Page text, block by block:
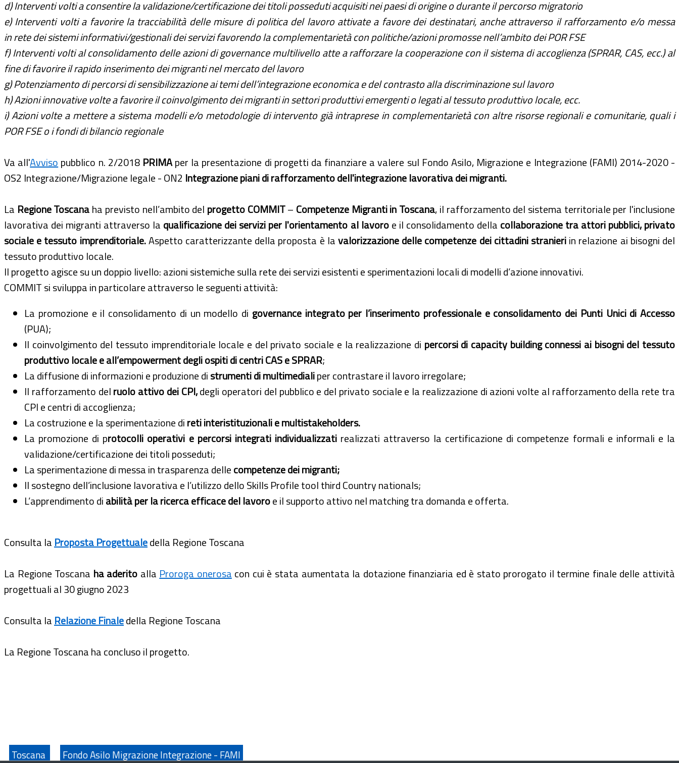
d) Interventi volti a consentire la validazione/certificazione dei titoli posseduti acquisiti nei paesi di origine o durante il percorso migratorio
e) Interventi volti a favorire la tracciabilità delle misure di politica del lavoro attivate a favore dei destinatari, anche attraverso il rafforzamento e/o messa
in rete dei sistemi informativi/gestionali dei servizi favorendo la complementarietà con politiche/azioni promosse nell’ambito dei POR FSE
f) Interventi volti al consolidamento delle azioni di governance multilivello atte a rafforzare la cooperazione con il sistema di accoglienza (SPRAR, CAS, ecc.) al
fine di favorire il rapido inserimento dei migranti nel mercato del lavoro
g) Potenziamento di percorsi di sensibilizzazione ai temi dell’integrazione economica e del contrasto alla discriminazione sul lavoro
h) Azioni innovative volte a favorire il coinvolgimento dei migranti in settori produttivi emergenti o legati al tessuto produttivo locale, ecc.
i) Azioni volte a mettere a sistema modelli e/o metodologie di intervento già intraprese in complementarietà con altre risorse regionali e comunitarie, quali i
POR FSE o i fondi di bilancio regionale
Va all'Avviso pubblico n. 2/2018PRIMAper la presentazione di progetti da finanziare a valere sul Fondo Asilo, Migrazione e Integrazione (FAMI) 2014-2020 -
OS2 Integrazione/Migrazione legale - ON2 Integrazione piani di rafforzamento dell'integrazione lavorativa dei migranti.
La Regione Toscanaha previsto nell’ambito del progetto COMMIT– Competenze Migranti in Toscana, il rafforzamento del sistema territoriale per l'inclusione
lavorativa dei migranti attraverso la qualificazione dei servizi per l'orientamento al lavoroe il consolidamento della collaborazione tra attori pubblici, privato
sociale e tessuto imprenditoriale.Aspetto caratterizzante della proposta è lavalorizzazione delle competenze dei cittadini stranieriin relazione ai bisogni del
tessuto produttivo locale.
Il progetto agisce su un doppio livello: azioni sistemiche sulla rete dei servizi esistenti e sperimentazioni locali di modelli d’azione innovativi.
COMMIT si sviluppa in particolare attraverso le seguenti attività:
La promozione e il consolidamento di un modello di governance integrato per l’inserimento professionale e consolidamento dei Punti Unici di Accesso
(PUA);
Il coinvolgimento del tessuto imprenditoriale locale e del privato sociale e la realizzazione di percorsi di capacity building connessi ai bisogni del tessuto
produttivo locale e all’empowerment degli ospiti di centri CAS e SPRAR;
La diffusione di informazioni e produzione distrumenti di multimedialiper contrastare il lavoro irregolare;
Il rafforzamento delruolo attivo dei CPI,degli operatori del pubblico e del privato sociale e la realizzazione di azioni volte al rafforzamento della rete tra
CPI e centri di accoglienza;
La costruzione e la sperimentazione direti interistituzionali e multistakeholders.
La promozione di protocolli operativi e percorsi integrati individualizzatirealizzati attraverso la certificazione di competenze formali e informali e la
validazione/certificazione dei titoli posseduti;
La sperimentazione di messa in trasparenza dellecompetenze dei migranti;
Il sostegno dell’inclusione lavorativa e l’utilizzo dello Skills Profile tool third Country nationals;
L’apprendimento diabilità per la ricerca efficace del lavoroe il supporto attivo nel matching tra domanda e offerta.
Consulta la Proposta Progettualedella Regione Toscana
La Regione Toscana ha aderito alla Proroga onerosa con cui è stata aumentata la dotazione finanziaria ed è stato prorogato il termine finale delle attività
progettuali al 30 giugno 2023
Consulta la Relazione Finaledella Regione Toscana
La Regione Toscana ha concluso il progetto.
Toscana Fondo Asilo Migrazione Integrazione - FAMI